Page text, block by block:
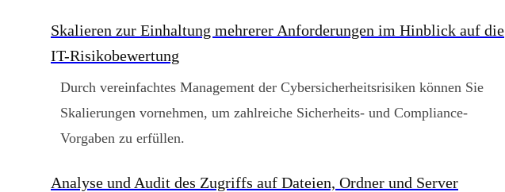
Skalieren zur Einhaltung mehrerer Anforderungen im Hinblick auf die
IT-Risikobewertung
Durch vereinfachtes Management der Cybersicherheitsrisiken können Sie
Skalierungen vornehmen, um zahlreiche Sicherheits- und Compliance-
Vorgaben zu erfüllen.
Analyse und Audit des Zugriffs auf Dateien, Ordner und Server